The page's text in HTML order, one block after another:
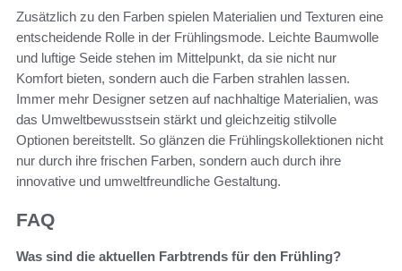
Zusätzlich zu den Farben spielen Materialien und Texturen eine
entscheidende Rolle in der Frühlingsmode. Leichte Baumwolle
und luftige Seide stehen im Mittelpunkt, da sie nicht nur
Komfort bieten, sondern auch die Farben strahlen lassen.
Immer mehr Designer setzen auf nachhaltige Materialien, was
das Umweltbewusstsein stärkt und gleichzeitig stilvolle
Optionen bereitstellt. So glänzen die Frühlingskollektionen nicht
nur durch ihre frischen Farben, sondern auch durch ihre
innovative und umweltfreundliche Gestaltung.
FAQ
Was sind die aktuellen Farbtrends für den Frühling?